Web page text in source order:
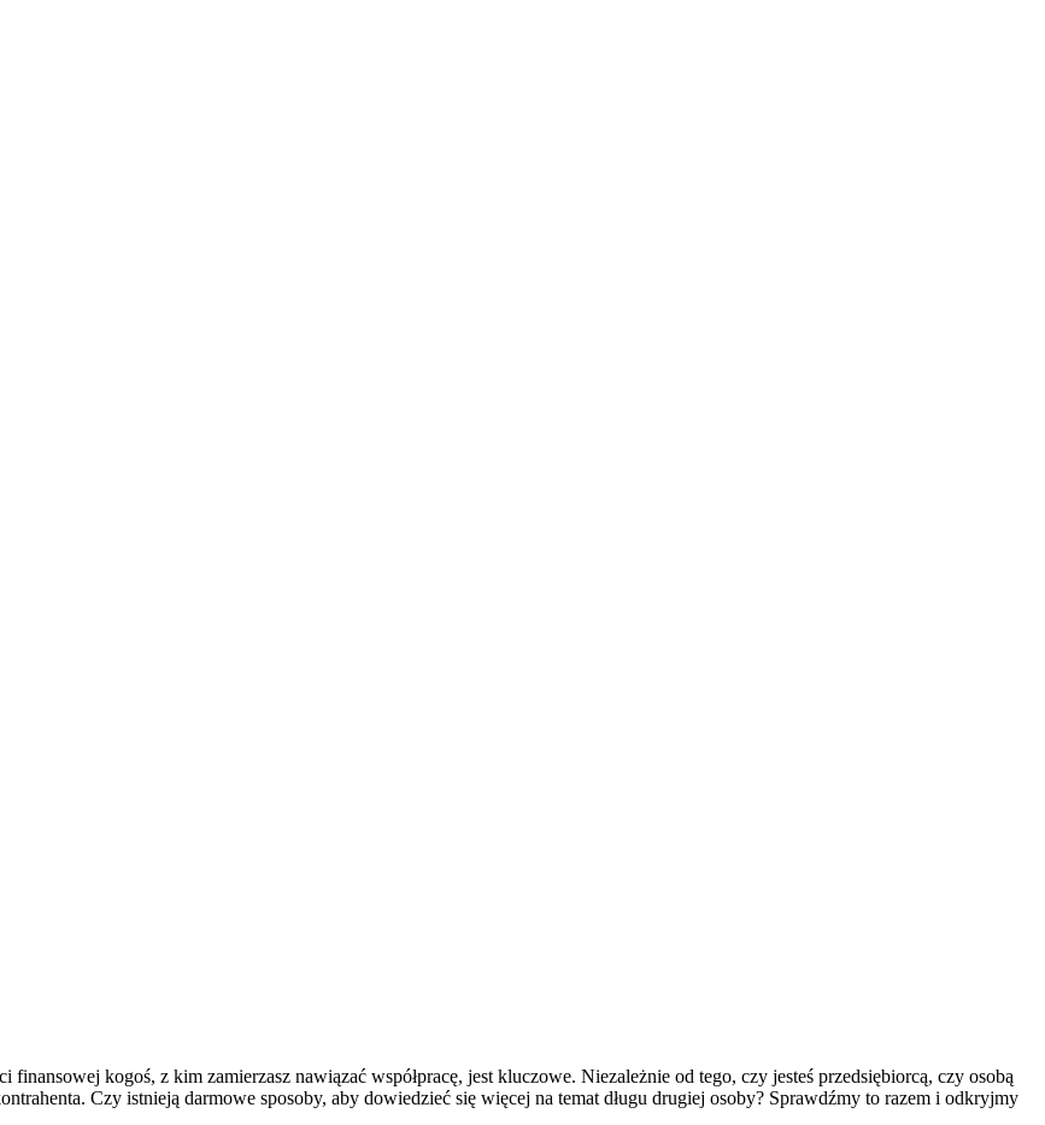
kogoś, z kim zamierzasz nawiązać współpracę, jest kluczowe. Niezależnie od tego, czy jesteś przedsiębiorcą, czy osobą
Czy istnieją darmowe sposoby, aby dowiedzieć się więcej na temat długu drugiej osoby? Sprawdźmy to razem i odkryjmy